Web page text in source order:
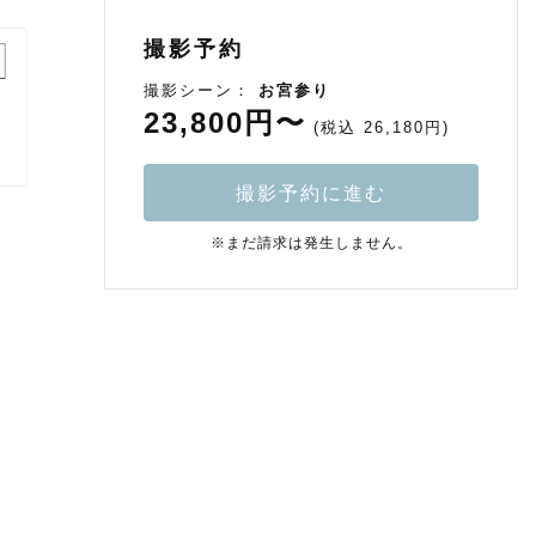
撮影予約
撮影シーン： お宮参り
23,800円〜 (税込 26,180円)
撮影予約に進む
※まだ請求は発生しません。